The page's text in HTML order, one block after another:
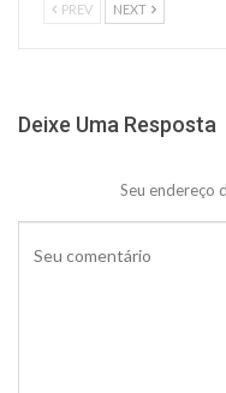
PREV NEXT
Deixe Uma Resposta
Seu endereço